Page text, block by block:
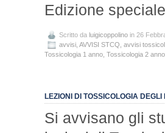
Edizione
Scritto da luigicoppolino in 26
avvisi AVVISI STCQ avvisi
Tossicologia 1 anno Tossicologia 2 anno
LEZIONI DI TOSSICOLOGIA
Si avvisano gli